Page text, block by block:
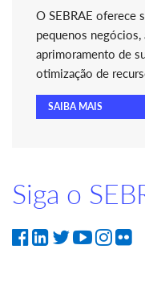
O SEBRAE oferece
pequenos
aprimoramento de
otimização de
SAIBA MAIS
Siga o